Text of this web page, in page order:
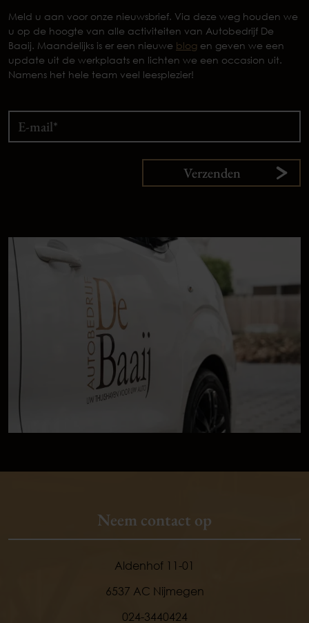
Meld u aan voor onze nieuwsbrief. Via deze weg houden we
u op de hoogte van alle activiteiten van Autobedrijf De
Baaij. Maandelijks is er een nieuwe blog en geven we een
update uit de werkplaats en lichten we een occasion uit.
Namens het hele team veel leesplezier!
Verzenden
Neem contact op
Aldenhof 11-01
6537 AC Nijmegen
024-3440424